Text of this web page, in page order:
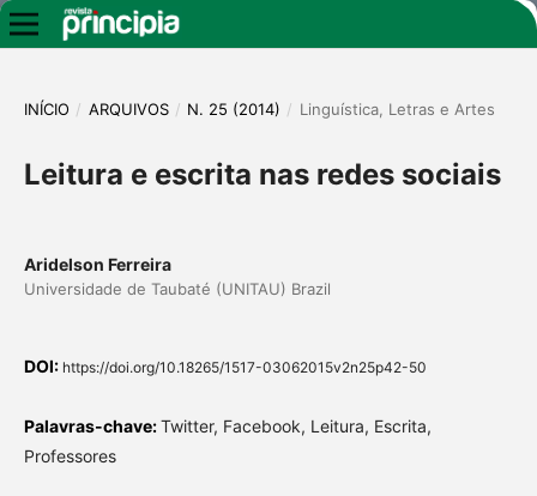
INÍCIO / ARQUIVOS / N. 25 (2014) / Linguística, Letras e Artes
Leitura e escrita nas redes sociais
Aridelson Ferreira
Universidade de Taubaté (UNITAU) Brazil
DOI: https://doi.org/10.18265/1517-03062015v2n25p42-50
Palavras-chave:Twitter, Facebook, Leitura, Escrita,
Professores